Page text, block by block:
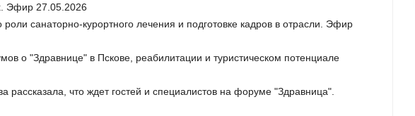
Эфир 27.05.2026
санаторно-курортного лечения и подготовке кадров в отрасли. Эфир
о "Здравнице" в Пскове, реабилитации и туристическом потенциале
что ждет гостей и специалистов на форуме "Здравница".